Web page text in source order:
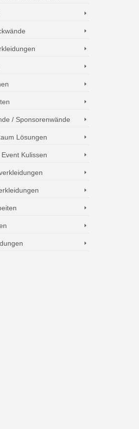
/ Sponsorenwände
Lösungen
Kulissen